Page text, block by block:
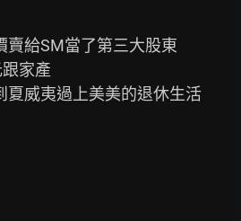
賣給SM當了第三大股東
家產
夏威夷過上美美的退休生活